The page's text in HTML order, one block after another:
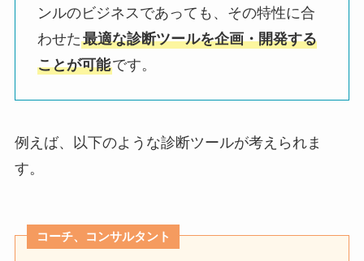
ンルのビジネスであっても、その特性に合
わせた最適な診断ツールを企画・開発する
ことが可能です。
例えば、以下のような診断ツールが考えられま
す。
コーチ、コンサルタント